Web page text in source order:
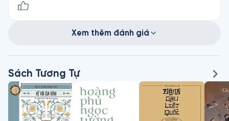
Xem thêm đánh giá
Sách Tương Tự